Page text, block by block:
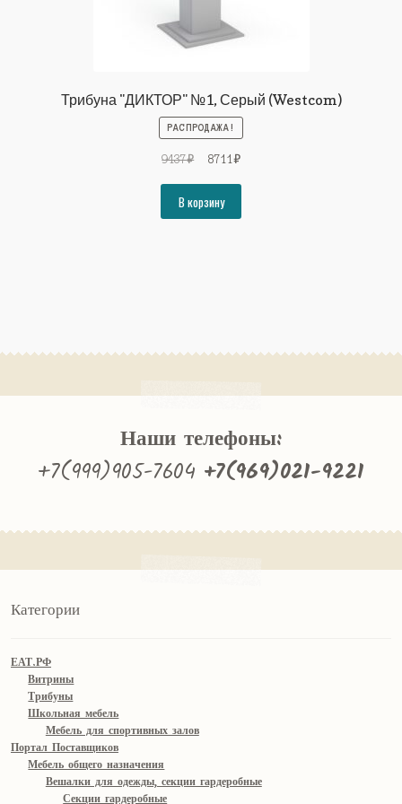
Трибуна "ДИКТОР" №1, Серый (Westcom)
РАСПРОДАЖА!
9437₽
Первоначальная
составляла
9437₽.
8711 ₽Текущая
В корзину
Наши телефоны:
+7(999)905-7604 +7(969)021-9221
Категории
ЕАТ.РФ
Витрины
Трибуны
Школьная мебель
Мебель для спортивных залов
Портал Поставщиков
Мебель общего назначения
Вешалки для одежды, секции гардеробные
Секции гардеробные